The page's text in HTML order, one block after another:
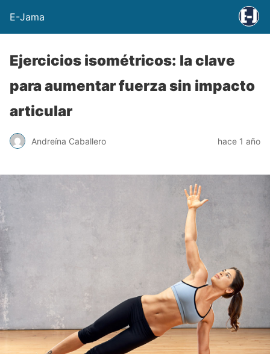
E-Jama
Ejercicios isométricos: la clave
para aumentar fuerza sin impacto
articular
Andreína Caballero hace 1 año